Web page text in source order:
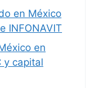
en México
INFONAVIT
en
y capital